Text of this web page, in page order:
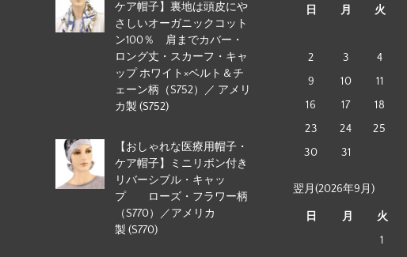
ケア帽子】裏地は頭皮にや
さしいオーガニックコット
ン100％ 肩までカバー・
ロング丈・スカーフ・キャ
ップ ホワイト×ベルト＆チ
ェーン柄（S752）／ アメリ
カ製 (S752)
【おしゃれな医療用帽子・
ケア帽子】ミニリボン付き
リバーシブル・キャッ
プ ローズ・フラワー柄
（S770）／アメリカ
製 (S770)
日 月 火
2
3 4
9
10 11
16
17 18
23
24 25
30
31
翌月(2026年9月)
日 月 火
1